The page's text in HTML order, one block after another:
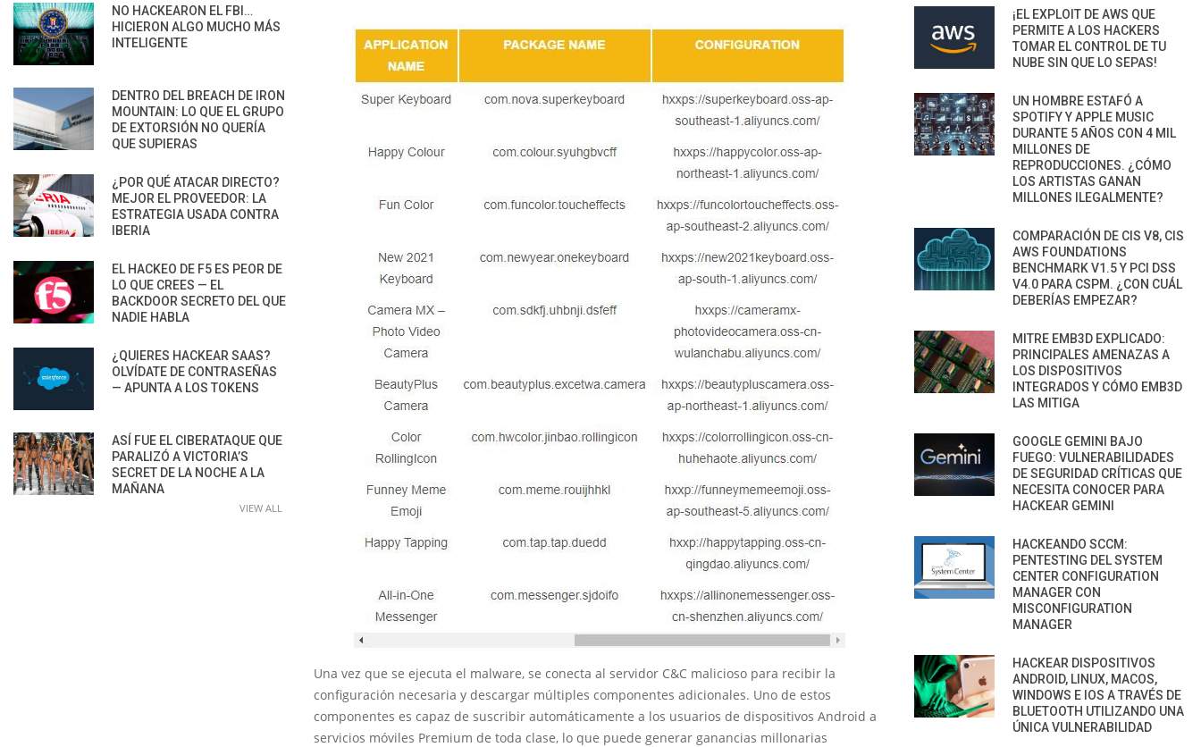
Una vez que se ejecuta el malware, se conecta al servidor C&C malicioso para recibir la
configuración necesaria y descargar múltiples componentes adicionales. Uno de estos
componentes es capaz de suscribir automáticamente a los usuarios de dispositivos Android a
servicios móviles Premium de toda clase, lo que puede generar ganancias millonarias
NO HACKEARON EL FBI…
HICIERON ALGO MUCHO MÁS
INTELIGENTE
DENTRO DEL BREACH DE IRON
MOUNTAIN: LO QUE EL GRUPO
DE EXTORSIÓN NO QUERÍA
QUE SUPIERAS
¿POR QUÉ ATACAR DIRECTO?
MEJOR EL PROVEEDOR: LA
ESTRATEGIA USADA CONTRA
IBERIA
EL HACKEO DE F5 ES PEOR DE
LO QUE CREES — EL
BACKDOOR SECRETO DEL QUE
NADIE HABLA
¿QUIERES HACKEAR SAAS?
OLVÍDATE DE CONTRASEÑAS
— APUNTA A LOS TOKENS
ASÍ FUE EL CIBERATAQUE QUE
PARALIZÓ A VICTORIA’S
SECRET DE LA NOCHE A LA
MAÑANA
VIEW ALL
¡EL EXPLOIT DE AWS QUE
PERMITE A LOS HACKERS
TOMAR EL CONTROL DE TU
NUBE SIN QUE LO SEPAS!
UN HOMBRE ESTAFÓ A
SPOTIFY Y APPLE MUSIC
DURANTE 5 AÑOS CON 4 MIL
MILLONES DE
REPRODUCCIONES. ¿CÓMO
LOS ARTISTAS GANAN
MILLONES ILEGALMENTE?
COMPARACIÓN DE CIS V8, CIS
AWS FOUNDATIONS
BENCHMARK V1.5 Y PCI DSS
V4.0 PARA CSPM. ¿CON CUÁL
DEBERÍAS EMPEZAR?
MITRE EMB3D EXPLICADO:
PRINCIPALES AMENAZAS A
LOS DISPOSITIVOS
INTEGRADOS Y CÓMO EMB3D
LAS MITIGA
GOOGLE GEMINI BAJO
FUEGO: VULNERABILIDADES
DE SEGURIDAD CRÍTICAS QUE
NECESITA CONOCER PARA
HACKEAR GEMINI
HACKEANDO SCCM:
PENTESTING DEL SYSTEM
CENTER CONFIGURATION
MANAGER CON
MISCONFIGURATION
MANAGER
HACKEAR DISPOSITIVOS
ANDROID, LINUX, MACOS,
WINDOWS E IOS A TRAVÉS DE
BLUETOOTH UTILIZANDO UNA
ÚNICA VULNERABILIDAD